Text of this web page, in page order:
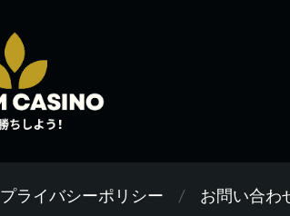
プライバシーポリシー お問い合わ